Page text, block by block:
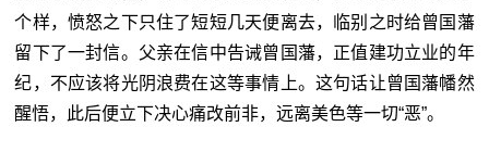
个样，愤怒之下只住了短短几天便离去，临别之时给曾国藩
留下了一封信。父亲在信中告诫曾国藩，正值建功立业的年
纪，不应该将光阴浪费在这等事情上。这句话让曾国藩幡然
醒悟，此后便立下决心痛改前非，远离美色等一切“恶”。